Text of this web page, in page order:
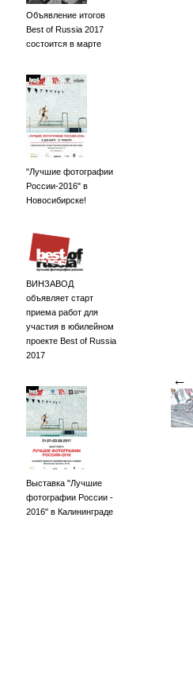
Объявление итогов
Best of Russia 2017
состоится в марте
"Лучшие фотографии
России-2016" в
Новосибирске!
ВИНЗАВОД
объявляет старт
приема работ для
участия в юбилейном
проекте Best of Russia
2017
Выставка "Лучшие
фотографии России -
2016" в Калининграде
←